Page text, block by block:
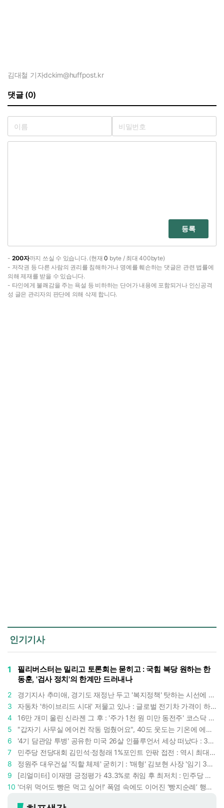
김대철 기자dckim@huffpost.kr
댓글 (0)
등록
- 200자까지 쓰실 수 있습니다. (현재0 byte / 최대 400byte)
- 저작권 등 다른 사람의 권리를 침해하거나 명예를 훼손하는 댓글은 관련 법률에
의해 제재를 받을 수 있습니다.
- 타인에게 불쾌감을 주는 욕설 등 비하하는 단어가 내용에 포함되거나 인신공격
성 글은 관리자의 판단에 의해 삭제 합니다.
인기기사
1
필리버스터는 밀리고 토론회는 묻히고 : 국힘 복당 원하는 한
동훈, '검사 정치'의 한계만 드러내나
2
경기지사 추미애, 경기도 재정난 두고 '복지정책' 탓하는 시선에 정면 반박 : "고령자와 아이 인구 급증"
3
자동차 '하이브리드 시대' 저물고 있나 : 글로벌 전기차 가격이 하이브리드 차보다 낮아졌다
4
16만 개미 울린 신라젠 그 후 : '주가 1천 원 미만 동전주' 코스닥 38곳 코스피 10곳, 총 48곳 이르렀다
5
"갑자기 사무실 에어컨 작동 멈췄어요", 40도 웃도는 기온에 에어컨도 숨이 찬다
6
'4기 담관암 투병' 공유한 미국 26살 인플루언서 세상 떠났다 : 3년간 보여준 희망과 용기
7
민주당 전당대회 김민석·정청래 1%포인트 안팎 접전 : 역시 최대 승부처는 호남과 수도권
8
정원주 대우건설 '직할 체제' 굳히기 : '매형' 김보현 사장 '임기 3년' 받고 4개월 만에 물러났다
9
[리얼미터] 이재명 긍정평가 43.3%로 취임 후 최저치 : 민주당 지지도보다 대통령 지지율 낮아졌다
10
'더위 먹어도 빵은 먹고 싶어!' 폭염 속에도 이어진 ‘빵지순례’ 행렬 : 성심당이 대기 손님 위해 준비한 것들